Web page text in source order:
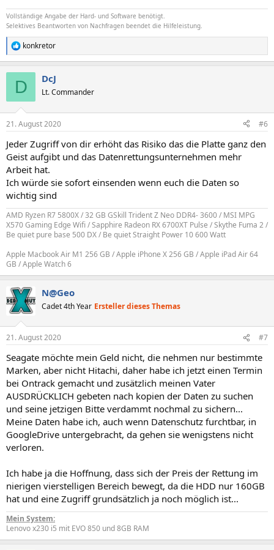
Vollständige Angabe der Hard- und Software benötigt.
Selektives Beantworten von Nachfragen beendet die Hilfeleistung.
R
e
e
:
konkretor
D DcJ
Lt. Commander
21. August 2020 #6
Jeder Zugriff von dir erhöht das Risiko das die Platte ganz den
Geist aufgibt und das Datenrettungsunternehmen mehr
Arbeit hat.
Ich würde sie sofort einsenden wenn euch die Daten so
wichtig sind
AMD Ryzen R7 5800X / 32 GB GSkill Trident Z Neo DDR4- 3600 / MSI MPG
X570 Gaming Edge Wifi / Sapphire Radeon RX 6700XT Pulse / Skythe Fuma 2 /
Be quiet pure base 500 DX / Be quiet Straight Power 10 600 Watt
Apple Macbook Air M1 256 GB / Apple iPhone X 256 GB / Apple iPad Air 64
GB / Apple Watch 6
N@Geo
Cadet 4th Year Ersteller dieses Themas
21. August 2020 #7
Seagate möchte mein Geld nicht, die nehmen nur bestimmte
Marken, aber nicht Hitachi, daher habe ich jetzt einen Termin
bei Ontrack gemacht und zusätzlich meinen Vater
AUSDRÜCKLICH gebeten nach kopien der Daten zu suchen
und seine jetzigen Bitte verdammt nochmal zu sichern...
Meine Daten habe ich, auch wenn Datenschutz furchtbar, in
GoogleDrive untergebracht, da gehen sie wenigstens nicht
verloren.
Ich habe ja die Hoffnung, dass sich der Preis der Rettung im
nierigen vierstelligen Bereich bewegt, da die HDD nur 160GB
hat und eine Zugriff grundsätzlich ja noch möglich ist...
Mein System:
Lenovo x230 i5 mit EVO 850 und 8GB RAM